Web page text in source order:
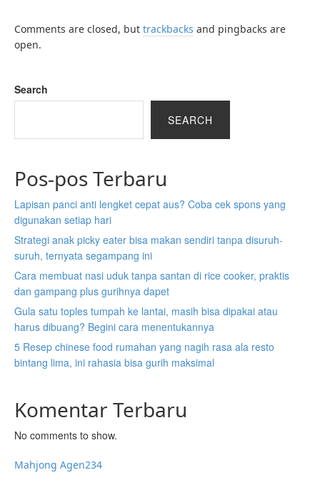
Comments are closed, but trackbacks and pingbacks are
open.
Search
SEARCH
Pos-pos Terbaru
Lapisan panci anti lengket cepat aus? Coba cek spons yang
digunakan setiap hari
Strategi anak picky eater bisa makan sendiri tanpa disuruh-
suruh, ternyata segampang ini
Cara membuat nasi uduk tanpa santan di rice cooker, praktis
dan gampang plus gurihnya dapet
Gula satu toples tumpah ke lantai, masih bisa dipakai atau
harus dibuang? Begini cara menentukannya
5 Resep chinese food rumahan yang nagih rasa ala resto
bintang lima, ini rahasia bisa gurih maksimal
Komentar Terbaru
No comments to show.
Mahjong Agen234